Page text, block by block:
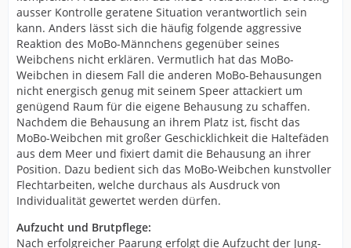
ausser Kontrolle geratene Situation verantwortlich sein
kann. Anders lässt sich die häufig folgende aggressive
Reaktion des MoBo-Männchens gegenüber seines
Weibchens nicht erklären. Vermutlich hat das MoBo-
Weibchen in diesem Fall die anderen MoBo-Behausungen
nicht energisch genug mit seinem Speer attackiert um
genügend Raum für die eigene Behausung zu schaffen.
Nachdem die Behausung an ihrem Platz ist, fischt das
MoBo-Weibchen mit großer Geschicklichkeit die Haltefäden
aus dem Meer und fixiert damit die Behausung an ihrer
Position. Dazu bedient sich das MoBo-Weibchen kunstvoller
Flechtarbeiten, welche durchaus als Ausdruck von
Individualität gewertet werden dürfen.
Aufzucht und Brutpflege:
Nach erfolgreicher Paarung erfolgt die Aufzucht der Jung-